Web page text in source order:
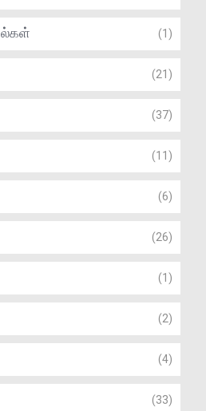
(1)
(21)
(37)
(11)
(6)
(26)
(1)
(2)
(4)
(33)